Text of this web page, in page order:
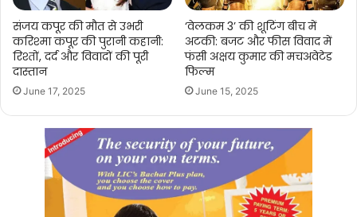
संजय कपूर की मौत से उभरी
करिश्मा कपूर की पुरानी कहानी:
रिश्तों, दर्द और विवादों की पूरी
दास्तान
June 17, 2025
‘वेलकम 3’ की शूटिंग बीच में
अटकी: बजट और फीस विवाद में
फंसी अक्षय कुमार की मचअवेटेड
फिल्म
June 15, 2025